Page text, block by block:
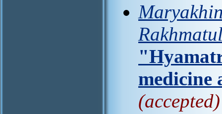
medicine
(accepted)